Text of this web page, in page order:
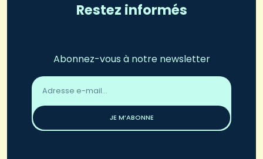
Restez informés
Abonnez-vous à notre newsletter
Adresse
email
JE M’ABONNE